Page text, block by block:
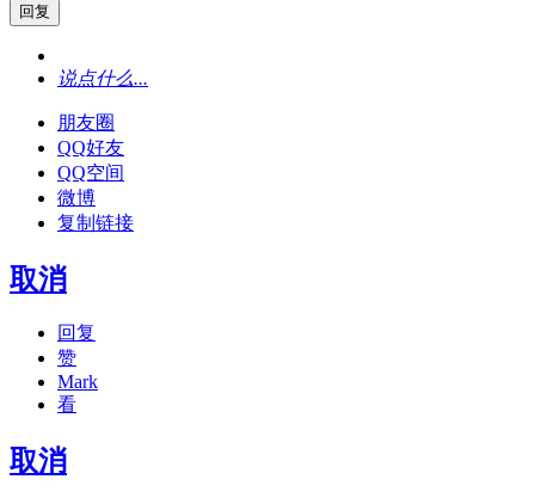
回复
说点什么...
朋友圈
QQ好友
QQ空间
微博
复制链接
取消
回复
赞
Mark
看
取消